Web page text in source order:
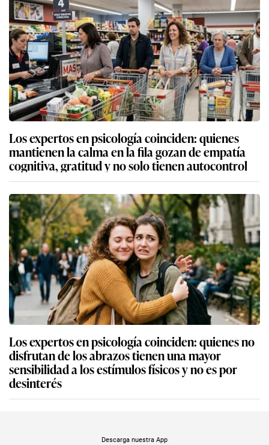
Los expertos en psicología coinciden: quienes
mantienen la calma en la fila gozan de empatía
cognitiva, gratitud y no solo tienen autocontrol
Los expertos en psicología coinciden: quienes no
disfrutan de los abrazos tienen una mayor
sensibilidad a los estímulos físicos y no es por
desinterés
Descarga nuestra App